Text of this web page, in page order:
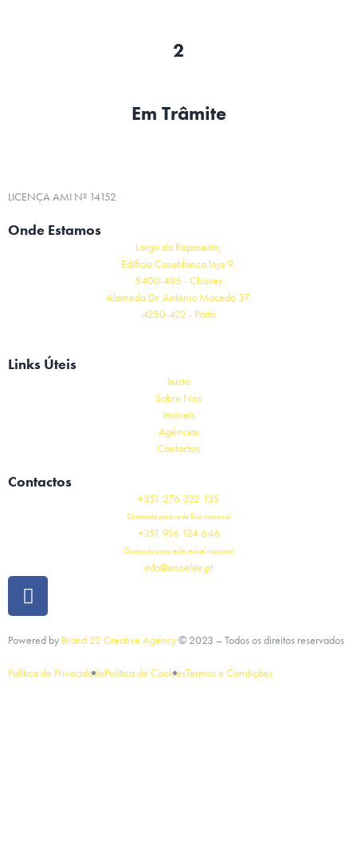
2
Em Trâmite
LICENÇA AMI Nº 14152
Onde Estamos
Largo da Raposeira,
Edifício Casablanca loja 9,
5400-485 - Chaves
Alameda Dr. António Macedo 37,
4250-422 - Porto
Links Úteis
Início
Sobre Nós
Imóveis
Agências
Contactos
Contactos
+351 276 322 135
Chamada para rede fixa nacional
+351 916 124 646
Chamada para rede móvel nacional
info@imoelite.pt
Powered by Brand 22 Creative Agency© 2023 – Todos os direitos reservados
Política de PrivacidadePolítica de CookiesTermos e Condições